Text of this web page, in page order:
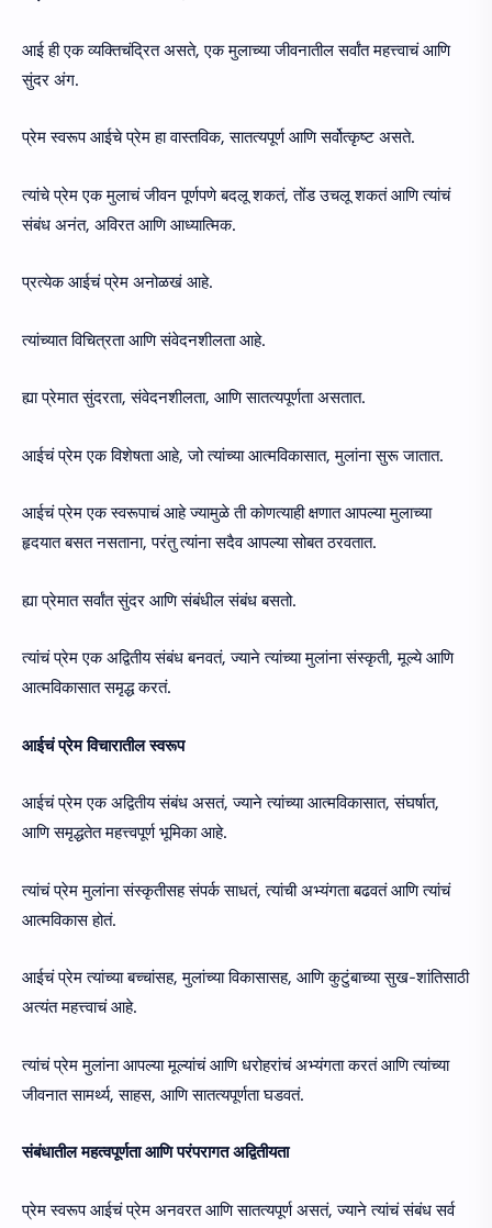
आई ही एक व्यक्तिचंद्रित असते, एक मुलाच्या जीवनातील सर्वांत महत्त्वाचं आणि
सुंदर अंग.
प्रेम स्वरूप आईचे प्रेम हा वास्तविक, सातत्यपूर्ण आणि सर्वोत्कृष्ट असते.
त्यांचे प्रेम एक मुलाचं जीवन पूर्णपणे बदलू शकतं, तोंड उचलू शकतं आणि त्यांचं
संबंध अनंत, अविरत आणि आध्यात्मिक.
प्रत्येक आईचं प्रेम अनोळखं आहे.
त्यांच्यात विचित्रता आणि संवेदनशीलता आहे.
ह्या प्रेमात सुंदरता, संवेदनशीलता, आणि सातत्यपूर्णता असतात.
आईचं प्रेम एक विशेषता आहे, जो त्यांच्या आत्मविकासात, मुलांना सुरू जातात.
आईचं प्रेम एक स्वरूपाचं आहे ज्यामुळे ती कोणत्याही क्षणात आपल्या मुलाच्या
हृदयात बसत नसताना, परंतु त्यांना सदैव आपल्या सोबत ठरवतात.
ह्या प्रेमात सर्वांत सुंदर आणि संबंधील संबंध बसतो.
त्यांचं प्रेम एक अद्वितीय संबंध बनवतं, ज्याने त्यांच्या मुलांना संस्कृती, मूल्ये आणि
आत्मविकासात समृद्ध करतं.
आईचं प्रेम विचारातील स्वरूप
आईचं प्रेम एक अद्वितीय संबंध असतं, ज्याने त्यांच्या आत्मविकासात, संघर्षात,
आणि समृद्धतेत महत्त्वपूर्ण भूमिका आहे.
त्यांचं प्रेम मुलांना संस्कृतीसह संपर्क साधतं, त्यांची अभ्यंगता बढवतं आणि त्यांचं
आत्मविकास होतं.
आईचं प्रेम त्यांच्या बच्चांसह, मुलांच्या विकासासह, आणि कुटुंबाच्या सुख-शांतिसाठी
अत्यंत महत्त्वाचं आहे.
त्यांचं प्रेम मुलांना आपल्या मूल्यांचं आणि धरोहरांचं अभ्यंगता करतं आणि त्यांच्या
जीवनात सामर्थ्य, साहस, आणि सातत्यपूर्णता घडवतं.
संबंधातील महत्वपूर्णता आणि परंपरागत अद्वितीयता
प्रेम स्वरूप आईचं प्रेम अनवरत आणि सातत्यपूर्ण असतं, ज्याने त्यांचं संबंध सर्व